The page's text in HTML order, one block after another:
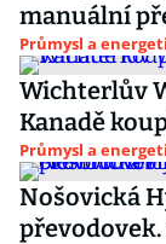
manuální
Průmysl a
Wichterlův
Kanadě
Průmysl a
Nošovická